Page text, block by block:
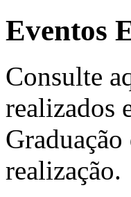
Eventos
Consulte
realizados
realização.